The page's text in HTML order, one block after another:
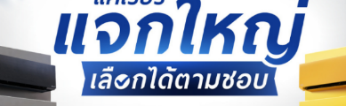
ด้อีกด้วย เป็นต้นไม้ที่ฟอกอากาศได้ดีทั้งในเวลากลางวันและกลาง